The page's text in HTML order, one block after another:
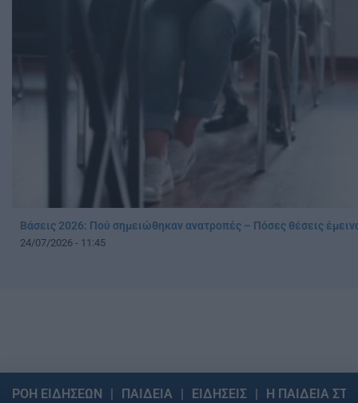
Βάσεις 2026: Πού σημειώθηκαν ανατροπές – Πόσες θέσεις
24/07/2026 - 11:45
ΡΟΗ ΕΙΔΗΣΕΩΝ ΠΑΙΔΕΙΑ ΕΙΔΗΣΕΙΣ Η ΠΑΙΔΕΙΑ